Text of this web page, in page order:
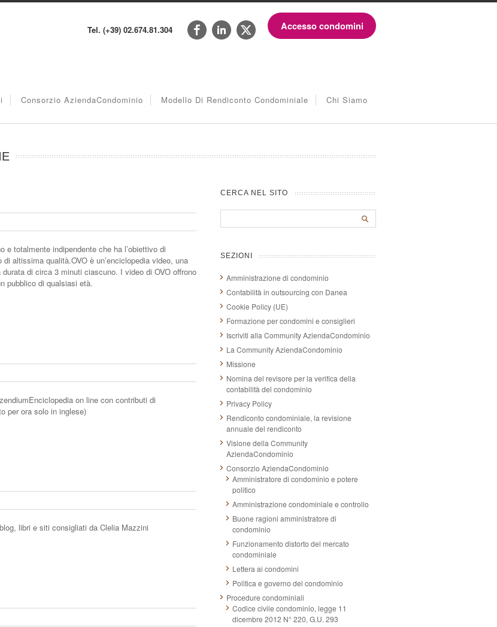
Tel. (+39) 02.674.81.304 Accesso condomini
Consorzio AziendaCondominio Modello Di Rendiconto Condominiale Chi Siamo
e totalmente indipendente che ha l’obiettivo di
altissima qualità.OVO è un’enciclopedia video, una
di circa 3 minuti ciascuno. I video di OVO offrono
pubblico di qualsiasi età.
on line con contributi di
per ora solo in inglese)
libri e siti consigliati da Clelia Mazzini
CERCA NEL SITO
SEZIONI
Amministrazione di condominio
Contabilità in outsourcing con Danea
Cookie Policy (UE)
Formazione per condomini e consiglieri
Iscriviti alla Community AziendaCondominio
La Community AziendaCondominio
Missione
Nomina del revisore per la verifica della
contabilità del condominio
Privacy Policy
Rendiconto condominiale, la revisione
annuale del rendiconto
Visione della Community
AziendaCondominio
Consorzio AziendaCondominio
Amministratore di condominio e potere
politico
Amministrazione condominiale e controllo
Buone ragioni amministratore di
condominio
Funzionamento distorto del mercato
condominiale
Lettera ai condomini
Politica e governo del condominio
Procedure condominiali
Codice civile condominio, legge 11
dicembre 2012 N° 220, G.U. 293